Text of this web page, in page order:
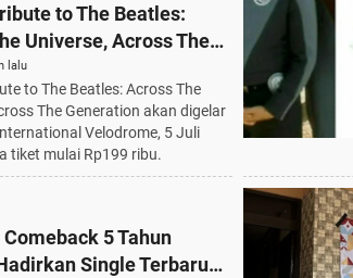
to The Beatles:
Universe, Across The
5 Juli 2025, Harga Tiket
Mulai Rp199 Ribu
lalu
to The Beatles: Across The
The Generation akan digelar
Velodrome, 5 Juli
tiket mulai Rp199 ribu.
5 Tahun
Single Terbaru